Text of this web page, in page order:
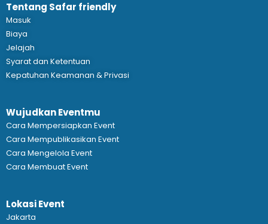
Tentang Safar friendly
Masuk
Biaya
Jelajah
Syarat dan Ketentuan
Kepatuhan Keamanan & Privasi
Wujudkan Eventmu
Cara Mempersiapkan Event
Cara Mempublikasikan Event
Cara Mengelola Event
Cara Membuat Event
Lokasi Event
Jakarta